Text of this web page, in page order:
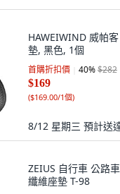
HAWEIWIND 威帕
墊, 黑色, 1個
首購折扣價 40%$282
$169
($169.00/1個)
8/12 星期三 預計送
ZEIUS 自行車 公路
纖維座墊 T-98